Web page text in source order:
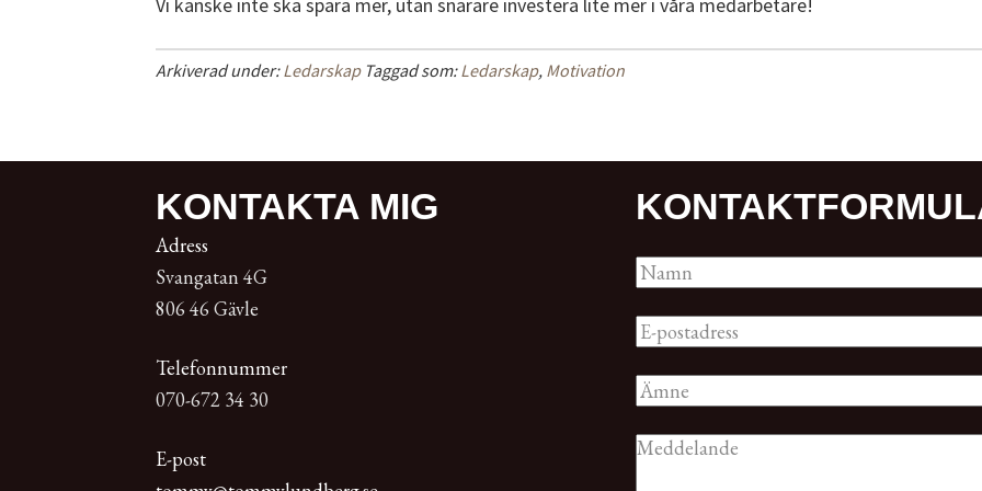
Arkiverad under:Ledarskap Taggad som:Ledarskap, Motivation
KONTAKTA MIG
Adress
Svangatan 4G
806 46 Gävle
Telefonnummer
070-672 34 30
E-post